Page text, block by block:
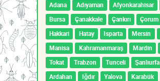
Adana Adıyaman Afyonkarahisar
Bursa
Çanakkale Çankırı Çorum
Hakkari
Hatay Isparta Mersin
Manisa
Kahramanmaraş Mardin
Tokat
Trabzon Tunceli Şanlıurfa
Ardahan
Iğdır Yalova Karabük